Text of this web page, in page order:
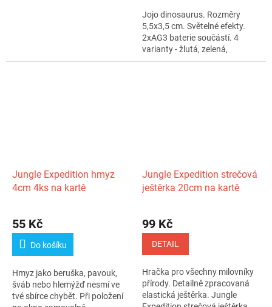
Jojo dinosaurus. Rozměry
5,5x3,5 cm. Světelné efekty.
2xAG3 baterie součástí. 4
varianty - žlutá, zelená,
červená,...
Jungle Expedition hmyz
4cm 4ks na kartě
55 Kč
Do košíku
Hmyz jako beruška, pavouk,
šváb nebo hlemýžď nesmí ve
tvé sbírce chybět. Při položení
Jungle Expedition strečová
ještěrka 20cm na kartě
99 Kč
DETAIL
Hračka pro všechny milovníky
přírody. Detailně zpracovaná
elastická ještěrka. Jungle